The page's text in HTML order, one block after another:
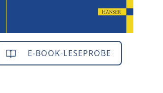
E-BOOK-LESEPROBE